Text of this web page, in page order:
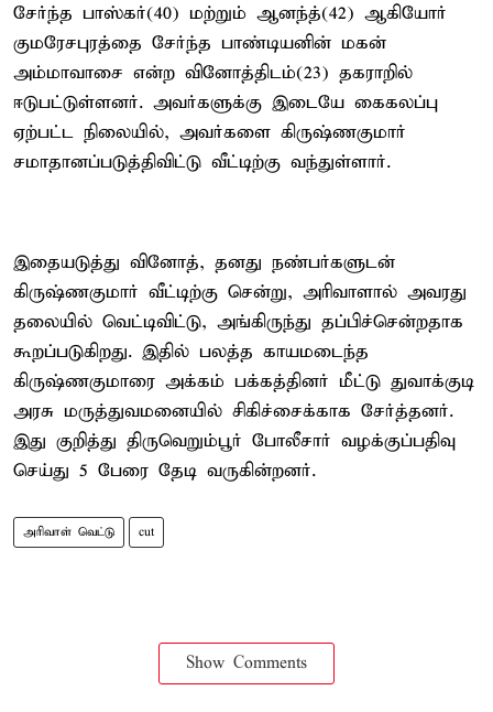
சேர்ந்த பாஸ்கர்(40) மற்றும் ஆனந்த்(42) ஆகியோர்
குமரேசபுரத்தை சேர்ந்த பாண்டியனின் மகன்
அம்மாவாசை என்ற வினோத்திடம்(23) தகராறில்
ஈடுபட்டுள்ளனர். அவர்களுக்கு இடையே கைகலப்பு
ஏற்பட்ட நிலையில், அவர்களை கிருஷ்ணகுமார்
சமாதானப்படுத்திவிட்டு வீட்டிற்கு வந்துள்ளார்.
இதையடுத்து வினோத், தனது நண்பர்களுடன்
கிருஷ்ணகுமார் வீட்டிற்கு சென்று, அரிவாளால் அவரது
தலையில் வெட்டிவிட்டு, அங்கிருந்து தப்பிச்சென்றதாக
கூறப்படுகிறது. இதில் பலத்த காயமடைந்த
கிருஷ்ணகுமாரை அக்கம் பக்கத்தினர் மீட்டு துவாக்குடி
அரசு மருத்துவமனையில் சிகிச்சைக்காக சேர்த்தனர்.
இது குறித்து திருவெறும்பூர் போலீசார் வழக்குப்பதிவு
செய்து 5 பேரை தேடி வருகின்றனர்.
அரிவாள் வெட்டு cut
Show Comments